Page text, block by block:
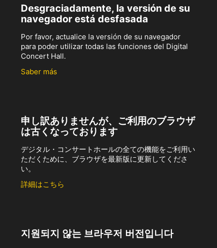
Desgraciadamente, la versión de su
navegador está desfasada
Por favor, actualice la versión de su navegador
para poder utilizar todas las funciones del Digital
Concert Hall.
Saber más
申し訳ありませんが、ご利用のブラウザ
は古くなっております
デジタル・コンサートホールの全ての機能をご利用い
ただくために、ブラウザを最新版に更新してくださ
い。
詳細はこちら
지원되지 않는 브라우저 버전입니다